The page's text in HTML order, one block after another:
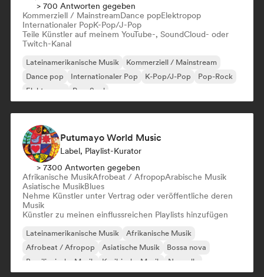
> 700 Antworten gegeben
Kommerziell / MainstreamDance popElektropop
Internationaler PopK-Pop/J-Pop
Teile Künstler auf meinem YouTube-, SoundCloud- oder
Twitch-Kanal
Lateinamerikanische Musik
Kommerziell / Mainstream
Dance pop
Internationaler Pop K-Pop/J-Pop
Pop-Rock
Elektropop
Pop-Soul
Putumayo World Music
Label, Playlist-Kurator
> 7300 Antworten gegeben
Afrikanische MusikAfrobeat / AfropopArabische Musik
Asiatische MusikBlues
Nehme Künstler unter Vertrag oder veröffentliche deren
Musik
Künstler zu meinen einflussreichen Playlists hinzufügen
Lateinamerikanische Musik
Afrikanische Musik
Afrobeat / Afropop
Asiatische Musik
Bossa nova
Brasilianische Musik
Karibische Musik Nouvelle